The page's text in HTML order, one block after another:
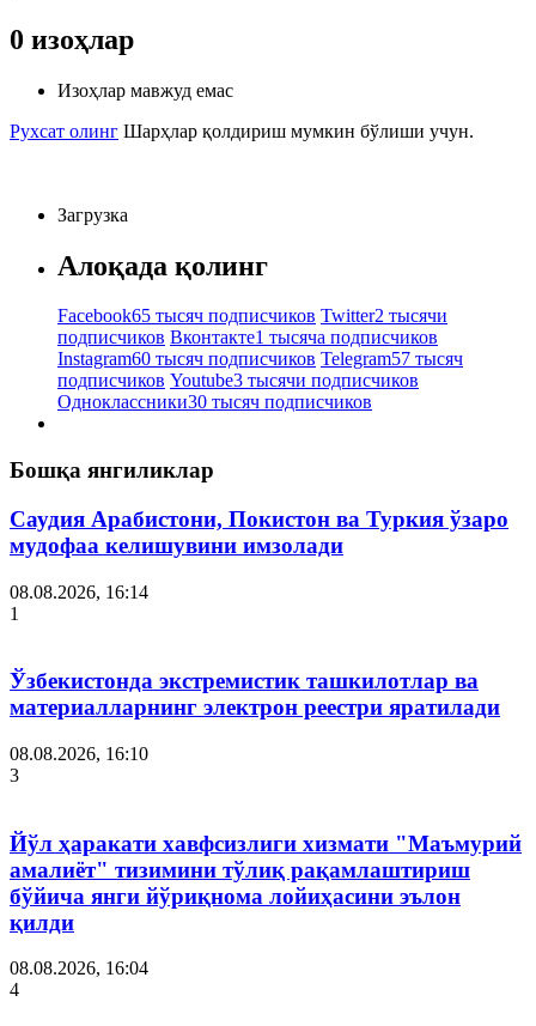
0 изоҳлар
Изоҳлар мавжуд емас
Рухсат олинг Шарҳлар қолдириш мумкин бўлиши учун.
Загрузка
Алоқада қолинг
Facebook65 тысяч подписчиков Twitter2 тысячи
подписчиков Вконтакте1 тысяча подписчиков
Instagram60 тысяч подписчиков Telegram57 тысяч
подписчиков Youtube3 тысячи подписчиков
Одноклассники30 тысяч подписчиков
Бошқа янгиликлар
Саудия Арабистони, Покистон ва Туркия ўзаро
мудофаа келишувини имзолади
08.08.2026, 16:14
1
Ўзбекистонда экстремистик ташкилотлар ва
материалларнинг электрон реестри яратилади
08.08.2026, 16:10
3
Йўл ҳаракати хавфсизлиги хизмати "Маъмурий
амалиёт" тизимини тўлиқ рақамлаштириш
бўйича янги йўриқнома лойиҳасини эълон
қилди
08.08.2026, 16:04
4